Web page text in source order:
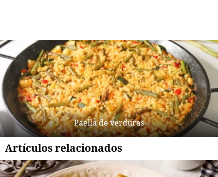
Paella de verduras
Artículos relacionados